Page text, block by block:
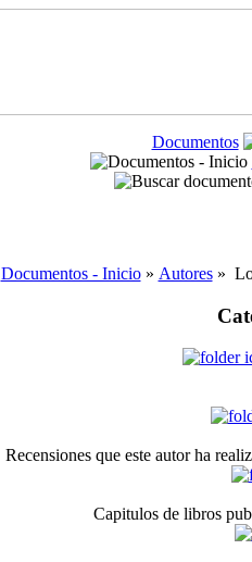
Documentos
Documentos - Inicio» Autores»
Recensiones que este autor ha
Capitulos de libros